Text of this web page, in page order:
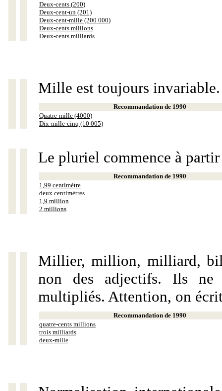
Deux-cents (200)
Deux-cent-un (201)
Deux-cent-mille (200 000)
Deux-cents millions
Deux-cents milliards
Mille est toujours invariable.
Recommandation de 1990
Quatre-mille (4000)
Dix-mille-cinq (10 005)
Le pluriel commence à
Recommandation de 1990
1,99 centimètre
deux centimètres
1,9 million
2 millions
Millier, million, milliard,
non des adjectifs. Ils ne
multipliés. Attention, on
Recommandation de 1990
quatre-cents millions
trois milliards
deux-mille